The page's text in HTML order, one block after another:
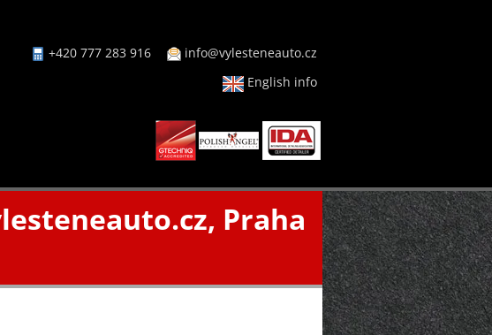
+420 777 283 916
info@vylesteneauto.cz
English info
Praha